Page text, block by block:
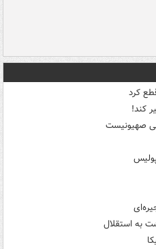
کرد
کند!
صهیونیست
به استقلال